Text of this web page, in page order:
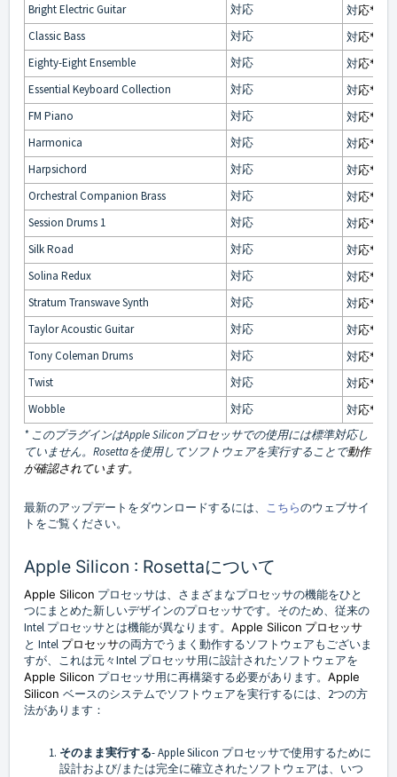
Bright Electric Guitar 対応 対応*
Classic Bass 対応 対応*
Eighty-Eight Ensemble 対応 対応*
Essential Keyboard Collection 対応 対応*
FM Piano 対応 対応*
Harmonica 対応 対応*
Harpsichord 対応 対応*
Orchestral Companion Brass 対応 対応*
Session Drums 1 対応 対応*
Silk Road 対応 対応*
Solina Redux 対応 対応*
Stratum Transwave Synth 対応 対応*
Taylor Acoustic Guitar 対応 対応*
Tony Coleman Drums 対応 対応*
Twist 対応 対応*
Wobble 対応 対応*
* このプラグインはApple Siliconプロセッサでの使用には標準対応し
ていません。Rosettaを使用してソフトウェアを実行することで動作
が確認されています。
最新のアップデートをダウンロードするには、 こちらのウェブサイ
トをご覧ください。
Apple Silicon : Rosettaについて
Apple Silicon プロセッサは、さまざまなプロセッサの機能をひと
つにまとめた新しいデザインのプロセッサです。そのため、従来の
Intel プロセッサとは機能が異なります。 Apple Silicon プロセッサ
と Intel プロセッサの両方でうまく動作するソフトウェアもございま
すが、これは元々Intel プロセッサ用に設計されたソフトウェアを
Apple Silicon プロセッサ用に再構築する必要があります。 Apple
Silicon ベースのシステムでソフトウェアを実行するには、2つの方
法があります：
そのまま実行する- Apple Silicon プロセッサで使用するために
設計および/または完全に確立されたソフトウェアは、いつ